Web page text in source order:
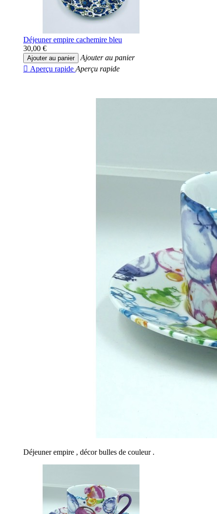
Déjeuner empire cachemire bleu
30,00 €
Ajouter au panier
Ajouter au panier
 Aperçu rapide Aperçu rapide
Déjeuner empire , décor bulles de couleur .